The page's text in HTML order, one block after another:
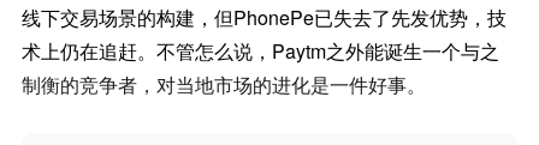
线下交易场景的构建，但PhonePe已失去了先发优势，技
术上仍在追赶。不管怎么说，Paytm之外能诞生一个与之
制衡的竞争者，对当地市场的进化是一件好事。